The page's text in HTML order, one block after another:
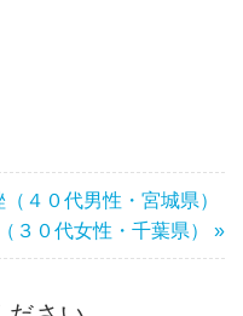
４０代男性・宮城県）
３０代女性・千葉県） »